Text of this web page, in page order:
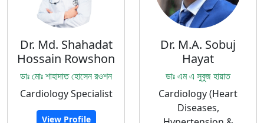
Dr. Md. Shahadat
Hossain Rowshon
ডাঃ মোঃ শাহাদাত হোসেন রওশন
Cardiology Specialist
View Profile
Dr. M.A. Sobuj
Hayat
ডাঃ এম এ সুবুজ হায়াত
Cardiology (Heart
Diseases,